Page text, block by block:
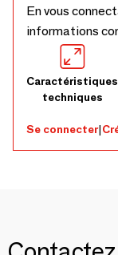
En vous
informations
Caractéristiques
techniques
Se connecter|